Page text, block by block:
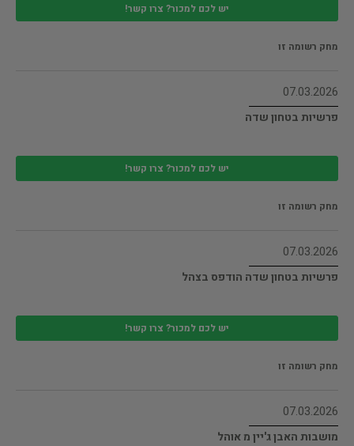
יש לכם למכור? צרו קשר!
מחק רשומה זו
07.03.2026
פרשיות בטחון שדה
יש לכם למכור? צרו קשר!
מחק רשומה זו
07.03.2026
פרשיות בטחון שדה הודפס בצהל
יש לכם למכור? צרו קשר!
מחק רשומה זו
07.03.2026
מושבות האבן ג'יין מ אוהל